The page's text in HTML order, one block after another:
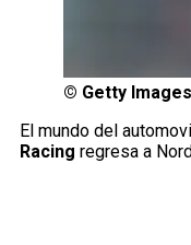
© Getty Images
El mundo del
Racing regresa a